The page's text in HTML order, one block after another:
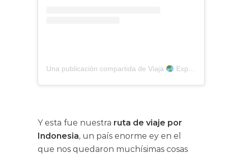
Una publicación compartida de Viaja Explora La Bola (@exploralabola)
Y esta fue nuestra ruta de viaje por
Indonesia, un país enorme ey en el
que nos quedaron muchísimas cosas